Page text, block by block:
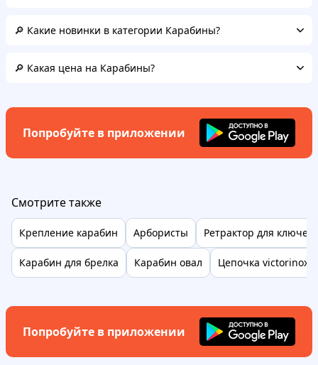
🔎 Какие новинки в категории Карабины?
🔎 Какая цена на Карабины?
Попробуйте в приложении
Смотрите также
Крепление карабин Арбористы Ретрактор для ключей
Карабин для брелка Карабин овал Цепочка victorinox
Попробуйте в приложении